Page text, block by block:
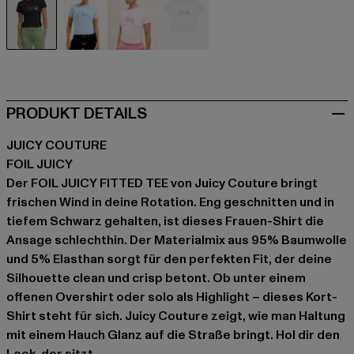
PRODUKT DETAILS
JUICY COUTURE
FOIL JUICY
Der FOIL JUICY FITTED TEE von Juicy Couture bringt
frischen Wind in deine Rotation. Eng geschnitten und in
tiefem Schwarz gehalten, ist dieses Frauen-Shirt die
Ansage schlechthin. Der Materialmix aus 95% Baumwolle
und 5% Elasthan sorgt für den perfekten Fit, der deine
Silhouette clean und crisp betont. Ob unter einem
offenen Overshirt oder solo als Highlight – dieses Kort-
Shirt steht für sich. Juicy Couture zeigt, wie man Haltung
mit einem Hauch Glanz auf die Straße bringt. Hol dir den